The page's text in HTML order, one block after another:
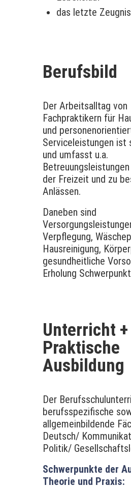
das letzte
Berufsbild
Der Arbeitsalltag von
Fachpraktikern für
und
Serviceleistungen ist
und umfasst u.a.
der Freizeit und zu
Anlässen.
Daneben sind
Verpflegung,
Hausreinigung,
gesundheitliche
Erholung
Unterricht +
Praktische
Ausbildung
Der
berufsspezifische
allgemeinbildende
Deutsch/
Politik/
Schwerpunkte der
Theorie und Praxis: